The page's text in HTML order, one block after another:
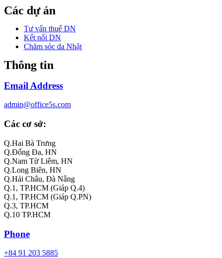
Các dự án
Tư vấn thuế DN
Kết nối DN
Chăm sóc da Nhật
Thông tin
Email Address
admin@office5s.com
Các cơ sở:
Q.Hai Bà Trưng
Q.Đống Đa, HN
Q.Nam Từ Liêm, HN
Q.Long Biên, HN
Q.Hải Châu, Đà Nẵng
Q.1, TP.HCM (Giáp Q.4)
Q.1, TP.HCM (Giáp Q.PN)
Q.3, TP.HCM
Q.10 TP.HCM
Phone
+84 91 203 5885